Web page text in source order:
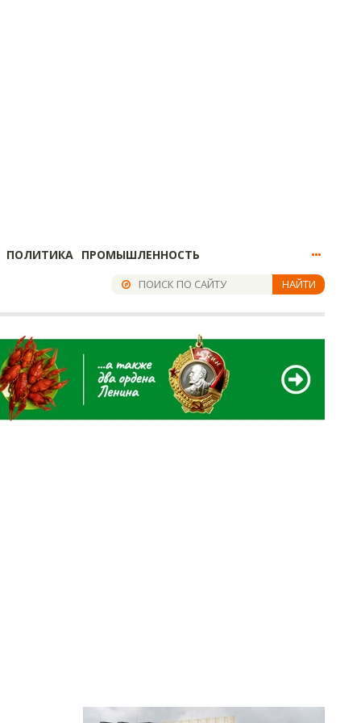
ПОЛИТИКА ПРОМЫШЛЕННОСТЬ
НАЙТИ